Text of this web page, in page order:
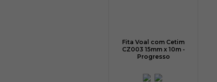
Fita Voal com Cetim
CZ003 15mm x 10m -
Progresso